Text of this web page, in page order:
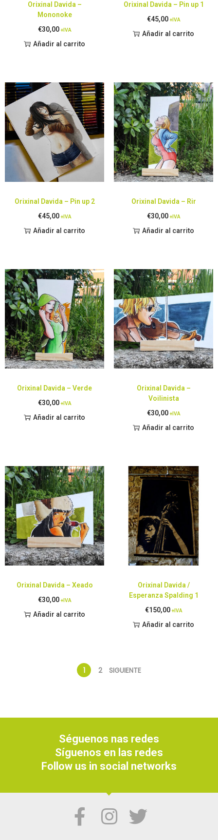
Orixinal Davida –
Mononoke
€30,00 +IVA
Añadir al carrito
Orixinal Davida – Pin up 1
€45,00 +IVA
Añadir al carrito
Orixinal Davida – Pin up 2
€45,00 +IVA
Añadir al carrito
Orixinal Davida – Rir
€30,00 +IVA
Añadir al carrito
Orixinal Davida – Verde
€30,00 +IVA
Añadir al carrito
Orixinal Davida –
Voilinista
€30,00 +IVA
Añadir al carrito
Orixinal Davida – Xeado
€30,00 +IVA
Añadir al carrito
Orixinal Davida /
Esperanza Spalding 1
€150,00 +IVA
Añadir al carrito
1 2 SIGUIENTE
Séguenos nas redes
Síguenos en las redes
Follow us in social networks